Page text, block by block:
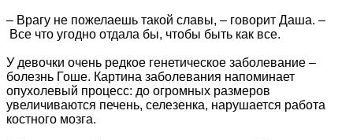
– Врагу не пожелаешь такой славы, – говорит Даша. –
Все что угодно отдала бы, чтобы быть как все.
У девочки очень редкое генетическое заболевание –
болезнь Гоше. Картина заболевания напоминает
опухолевый процесс: до огромных размеров
увеличиваются печень, селезенка, нарушается работа
костного мозга.